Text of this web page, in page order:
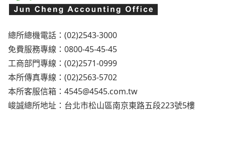
總所總機電話：(02)2543-3000
免費服務專線：0800-45-45-45
工商部門專線：(02)2571-0999
本所傳真專線：(02)2563-5702
本所客服信箱： 4545@4545.com.tw
峻誠總所地址：台北市松山區南京東路五段223號5樓